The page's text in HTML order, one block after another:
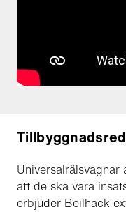
Universalrälsvagnar
att de ska vara
erbjuder Beilhack